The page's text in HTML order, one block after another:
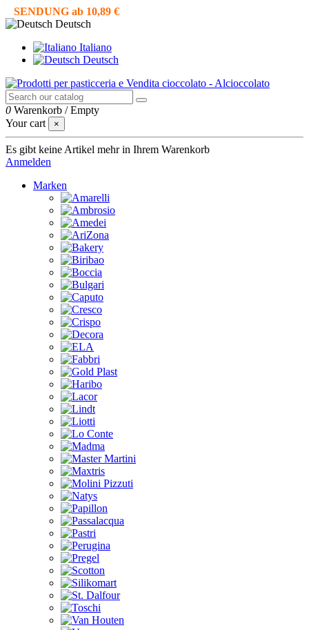
SENDUNG ab 10,89 €
Deutsch
Italiano
Deutsch
0 Warenkorb /Empty
Your cart
×
Es gibt keine Artikel mehr in Ihrem Warenkorb
Anmelden
Marken